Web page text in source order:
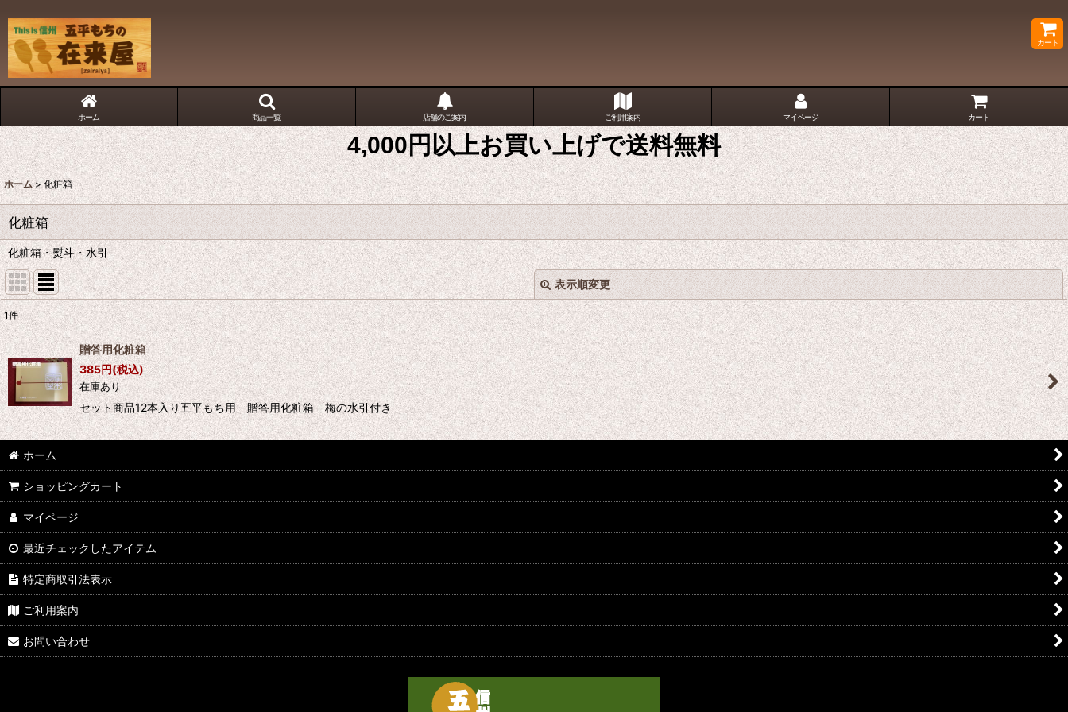
カート
ホーム 商品一覧 店舗のご案内 ご利用案内 マイページ カート
4,000円以上お買い上げで送料無料
ホーム > 化粧箱
化粧箱
化粧箱・熨斗・水引
表示順変更
表示数:
並び順:
絞り込む
閉じる
1件
贈答用化粧箱
385円(税込)
在庫あり
セット商品12本入り五平もち用 贈答用化粧箱 梅の水引付き
ホーム
ショッピングカート
マイページ
最近チェックしたアイテム
特定商取引法表示
ご利用案内
お問い合わせ